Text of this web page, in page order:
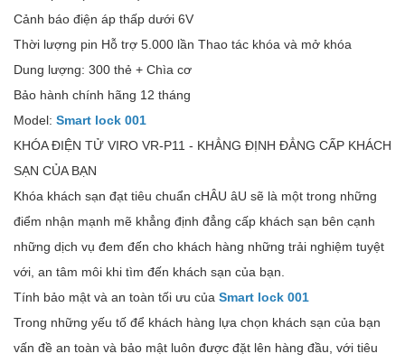
Cảnh báo điện áp thấp dưới 6V
Thời lượng pin Hỗ trợ 5.000 lần Thao tác khóa và mở khóa
Dung lượng: 300 thẻ + Chìa cơ
Bảo hành chính hãng 12 tháng
Model: Smart lock 001
KHÓA ĐIỆN TỬ VIRO VR-P11 - KHẲNG ĐỊNH ĐẲNG CẤP KHÁCH
SẠN CỦA BẠN
Khóa khách sạn đạt tiêu chuẩn cHÂU âU sẽ là một trong những
điểm nhận mạnh mẽ khẳng định đẳng cấp khách sạn bên cạnh
những dịch vụ đem đến cho khách hàng những trải nghiệm tuyệt
với, an tâm môi khi tìm đến khách sạn của bạn.
Tính bảo mật và an toàn tối ưu của Smart lock 001
Trong những yếu tố để khách hàng lựa chọn khách sạn của bạn
vấn đề an toàn và bảo mật luôn được đặt lên hàng đầu, với tiêu